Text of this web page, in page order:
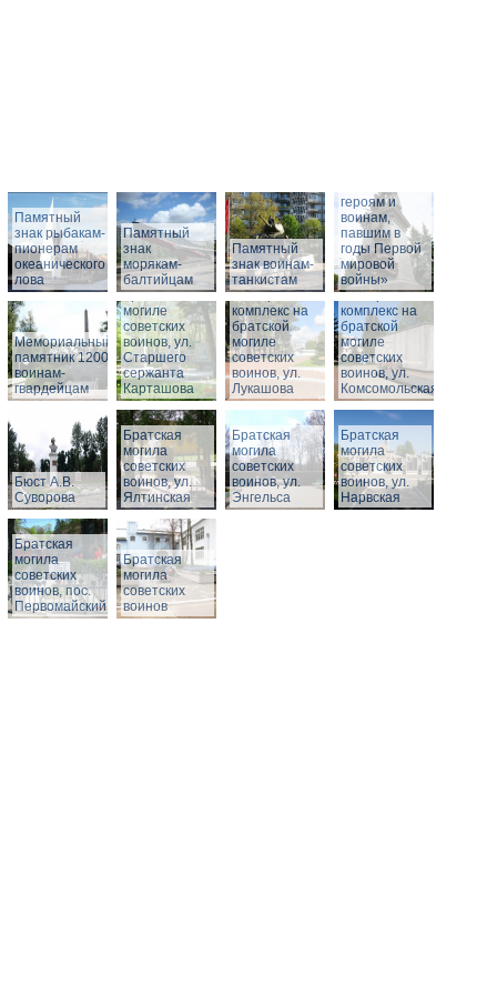
Памятный
знак рыбакам-
пионерам
океанического
лова
Памятный
знак
морякам-
балтийцам
Памятный
знак воинам-
танкистам
героям и
воинам,
павшим в
годы Первой
мировой
войны»
Мемориальный
памятник 1200
воинам-
гвардейцам
Мемориальный
комплекс на
братской
могиле
советских
воинов, ул.
Старшего
сержанта
Карташова
Мемориальный
комплекс на
братской
могиле
советских
воинов, ул.
Лукашова
Мемориальный
комплекс на
братской
могиле
советских
воинов, ул.
Комсомольская
Бюст А.В.
Суворова
Братская
могила
советских
воинов, ул.
Ялтинская
Братская
могила
советских
воинов, ул.
Энгельса
Братская
могила
советских
воинов, ул.
Нарвская
Братская
могила
советских
воинов, пос.
Первомайский
Братская
могила
советских
воинов